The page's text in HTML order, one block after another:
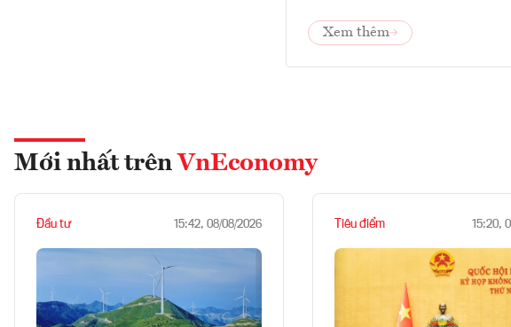
Xem thêm
Mới nhất trên VnEconomy
Đầu tư 15:42, 08/08/2026 Tiêu điểm 15:20,